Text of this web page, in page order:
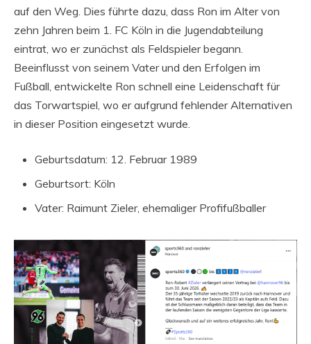
auf den Weg. Dies führte dazu, dass Ron im Alter von
zehn Jahren beim 1. FC Köln in die Jugendabteilung
eintrat, wo er zunächst als Feldspieler begann.
Beeinflusst von seinem Vater und den Erfolgen im
Fußball, entwickelte Ron schnell eine Leidenschaft für
das Torwartspiel, wo er aufgrund fehlender Alternativen
in dieser Position eingesetzt wurde.
Geburtsdatum: 12. Februar 1989
Geburtsort: Köln
Vater: Raimunt Zieler, ehemaliger Profifußballer